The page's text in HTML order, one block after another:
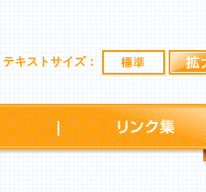
テキストサイズ： 標準
行事予定